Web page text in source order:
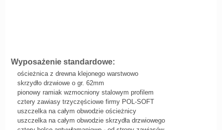
Wyposażenie standardowe:
ościeżnica z drewna klejonego warstwowo
skrzydło drzwiowe o gr. 62mm
pionowy ramiak wzmocniony stalowym profilem
cztery zawiasy trzyczęściowe firmy POL-SOFT
uszczelka na całym obwodzie ościeżnicy
uszczelka na całym obwodzie skrzydła drzwiowego